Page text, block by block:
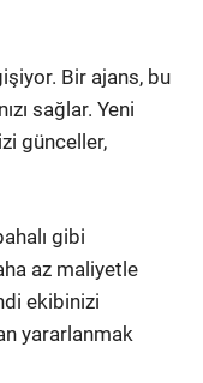
Bir ajans, bu
sağlar. Yeni
günceller,
gibi
az maliyetle
ekibinizi
yararlanmak